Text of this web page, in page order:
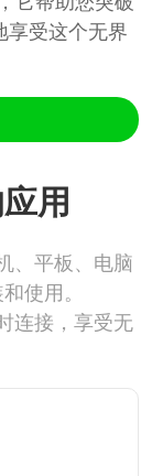
享受这个无界
用
、平板、电脑
使用。
连接，享受无